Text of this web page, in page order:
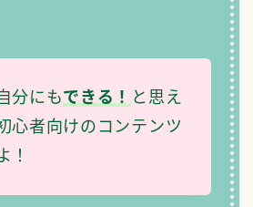
分にもできる！ と思え
心者向けのコンテンツ
！